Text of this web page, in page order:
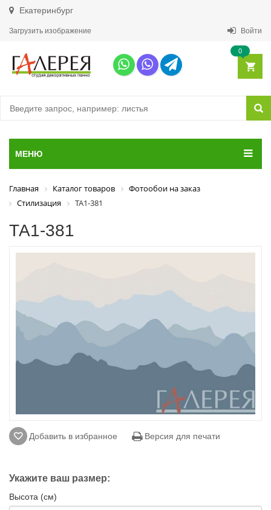
Екатеринбург
Загрузить изображение Войти
0
МЕНЮ
Главная Каталог товаров
Фотообои на заказ
Стилизация
ТА1-381
ТА1-381
Добавить в избранное Версия для печати
Укажите ваш размер:
Высота (см)